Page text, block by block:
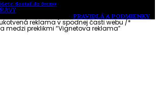
dostať do formy
PRAVIDLÁ A PODMIENKY
reklama v spodnej časti webu/*
medzi preklikmi “Vignetova reklama”